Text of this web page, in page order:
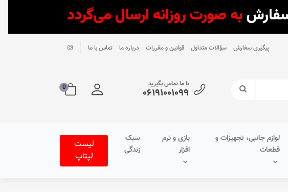
پیگیری سفارش سؤالات متداول قوانین و مقررات درباره ما تماس با ما
با ما تماس بگیرید
۰۶۱۹۱۰۰۱۰۹۹ 0
لوازم جانبی، تجهیزات و
قطعات
بازی و نرم
افزار
سبک
زندگی
لیست
لپتاپ